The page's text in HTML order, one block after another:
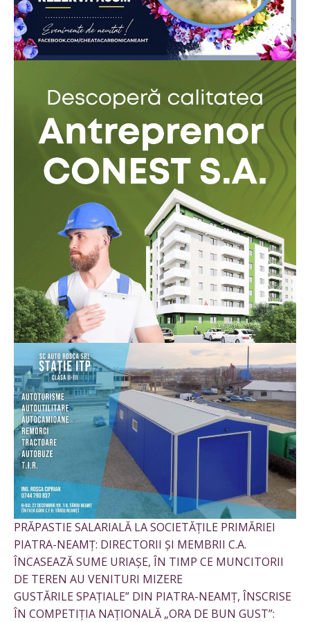
PRĂPASTIE SALARIALĂ LA SOCIETĂȚILE PRIMĂRIEI
PIATRA-NEAMȚ: DIRECTORII ȘI MEMBRII C.A.
ÎNCASEAZĂ SUME URIAȘE, ÎN TIMP CE MUNCITORII
DE TEREN AU VENITURI MIZERE
GUSTĂRILE SPAȚIALE” DIN PIATRA-NEAMȚ, ÎNSCRISE
ÎN COMPETIȚIA NAȚIONALĂ „ORA DE BUN GUST”: